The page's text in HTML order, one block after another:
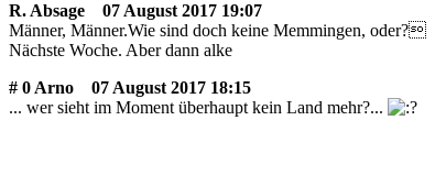
R. Absage
07 August 2017 19:07
Männer, Männer.Wie sind doch keine Memmingen, oder?
Nächste Woche. Aber dann alke
# 0 Arno
07 August 2017 18:15
... wer sieht im Moment überhaupt kein Land mehr?...